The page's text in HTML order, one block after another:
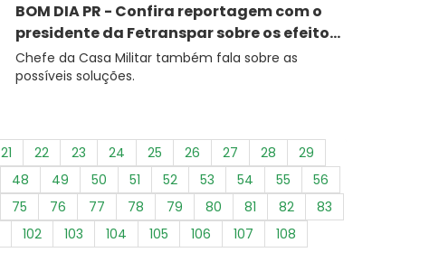
BOM DIA PR - Confira reportagem com o
presidente da Fetranspar sobre os efeito...
Chefe da Casa Militar também fala sobre as
possíveis soluções.
21 22 23 24 25 26 27 28
29
48 49 50 51 52 53 54 55
56
75 76 77 78 79 80 81 82
83
102 103 104 105 106 107
108